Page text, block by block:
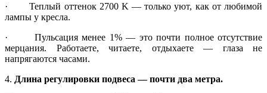
· Теплый оттенок 2700 K — только уют, как от любимой
лампы у кресла.
· Пульсация менее 1% — это почти полное отсутствие
мерцания. Работаете, читаете, отдыхаете — глаза не
напрягаются часами.
4. Длина регулировки подвеса — почти два метра.